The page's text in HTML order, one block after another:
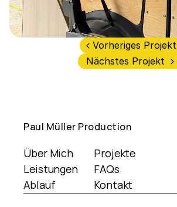
Vorheriges Projekt
Nächstes Projekt
Paul Müller Production
Über Mich
Leistungen
Ablauf
FAQs
Projekte
Kontakt